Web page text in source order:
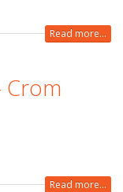
Read more...
Crom
Read more...